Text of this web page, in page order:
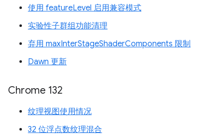
使用 featureLevel 启用兼容模式
实验性子群组功能清理
弃用 maxInterStageShaderComponents 限制
Dawn 更新
Chrome 132
纹理视图使用情况
32 位浮点数纹理混合